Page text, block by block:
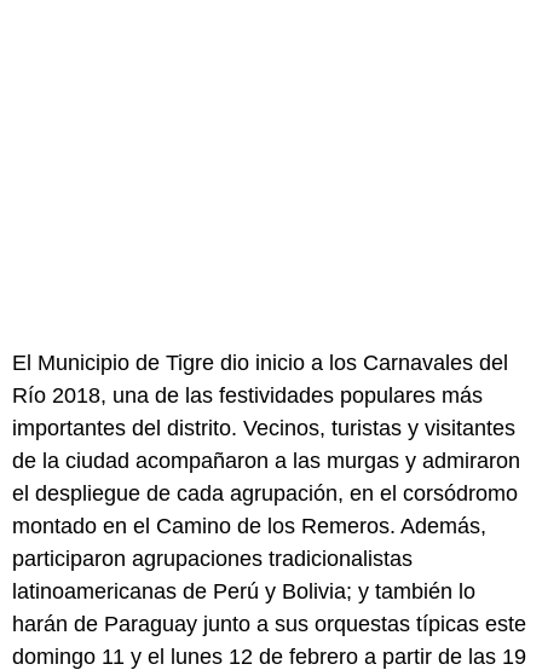
El Municipio de Tigre dio inicio a los Carnavales del
Río 2018, una de las festividades populares más
importantes del distrito. Vecinos, turistas y visitantes
de la ciudad acompañaron a las murgas y admiraron
el despliegue de cada agrupación, en el corsódromo
montado en el Camino de los Remeros. Además,
participaron agrupaciones tradicionalistas
latinoamericanas de Perú y Bolivia; y también lo
harán de Paraguay junto a sus orquestas típicas este
domingo 11 y el lunes 12 de febrero a partir de las 19